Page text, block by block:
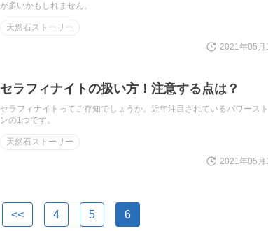
が多いかもしれません。
天然石ストーリー
2021年05月
セラフィナイトの扱い方！注意する点は？
セラフィナイトってご存知でしょうか。近年注目されているパワース
ンの1つです。
天然石ストーリー
2021年05月
<< 4 5 6